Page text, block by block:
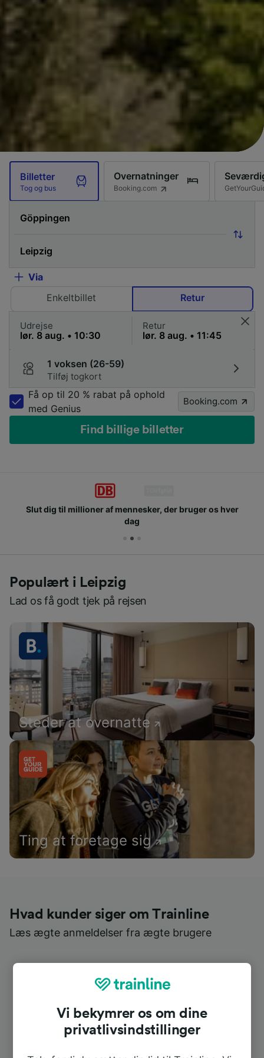
Billetter
Tog og bus
Overnatninger
Booking.com
Via
Enkeltbillet
Retur
Udrejse Retur
1 voksen (26-59)
Tilføj togkort
Få op til 20 % rabat på ophold
med Genius
Booking.com
Find billige billetter
Slut dig til millioner af mennesker, der bruger os hver
dag
Populært i Leipzig
Lad os få godt tjek på rejsen
Steder at overnatte
Ting at foretage sig
Hvad kunder siger om Trainline
Læs ægte anmeldelser fra ægte brugere
Vi bekymrer os om dine
privatlivsindstillinger